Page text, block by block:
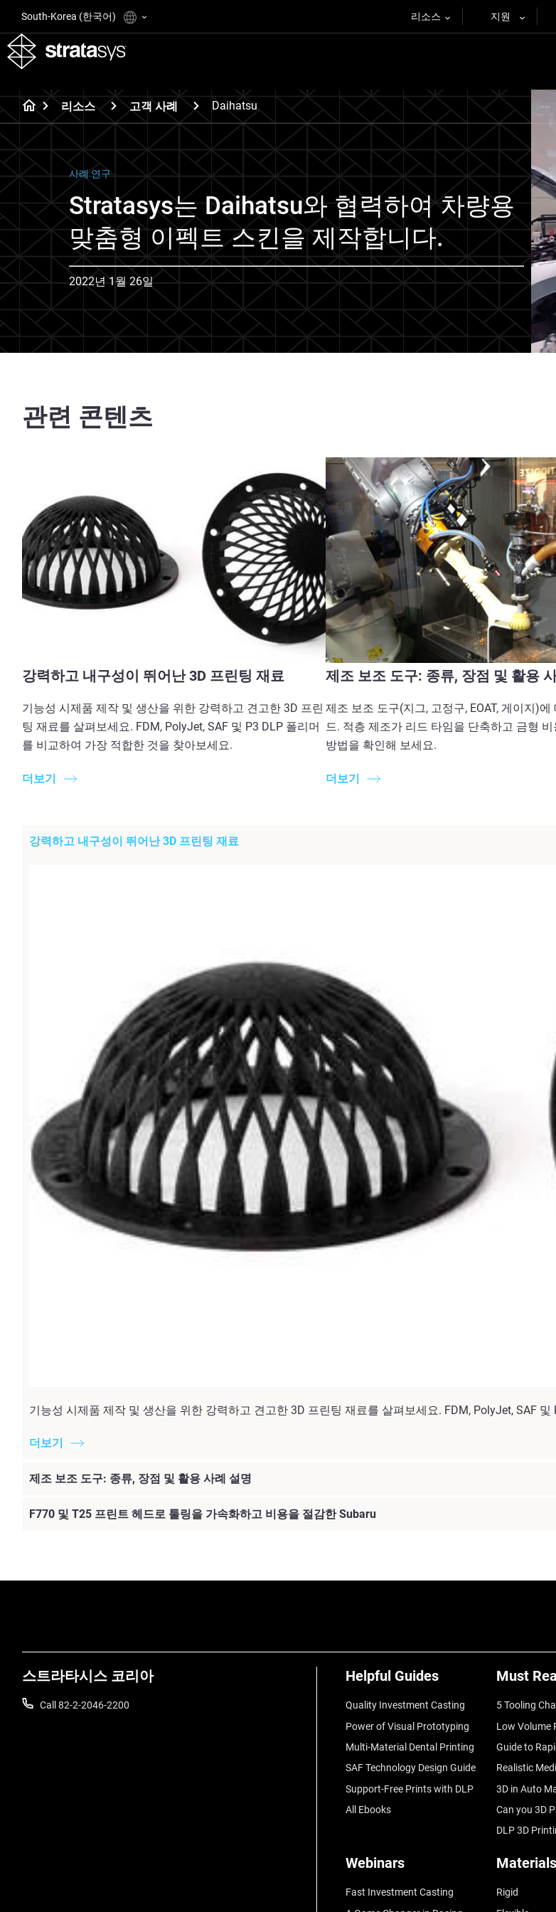
South-Korea (한국어) 리소스 지원
리소스 고객 사례 Daihatsu
사례 연구
Stratasys는 Daihatsu와 협력하여 차량용
맞춤형 이펙트 스킨을 제작합니다.
2022년 1월 26일
관련 콘텐츠
강력하고 내구성이 뛰어난 3D 프린팅 재료
기능성 시제품 제작 및 생산을 위한 강력하고 견고한 3D 프린
팅 재료를 살펴보세요. FDM, PolyJet, SAF 및 P3 DLP 폴리머
를 비교하여 가장 적합한 것을 찾아보세요.
더보기
제조 보조 도구: 종류, 장점 및 활용
제조 보조 도구(지그, 고정구, EOAT, 게이지)에
드. 적층 제조가 리드 타임을 단축하고 금형
방법을 확인해 보세요.
더보기
강력하고 내구성이 뛰어난 3D 프린팅 재료
기능성 시제품 제작 및 생산을 위한 강력하고 견고한 3D 프린팅 재료를 살펴보세요. FDM, PolyJet, SAF
더보기
제조 보조 도구: 종류, 장점 및 활용 사례 설명
F770 및 T25 프린트 헤드로 툴링을 가속화하고 비용을 절감한 Subaru
스트라타시스 코리아
Call 82-2-2046-2200
Helpful Guides
Quality Investment Casting
Power of Visual Prototyping
Multi-Material Dental Printing
SAF Technology Design Guide
Support-Free Prints with DLP
All Ebooks
Must
5 Tooling
Low Volume
Guide to
Realistic
3D in Auto
Can you 3D
DLP 3D
Webinars
Fast Investment Casting
Materials
Rigid